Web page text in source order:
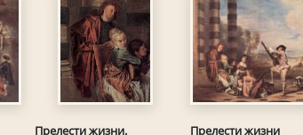
Прелести жизни.
Прелести жизни